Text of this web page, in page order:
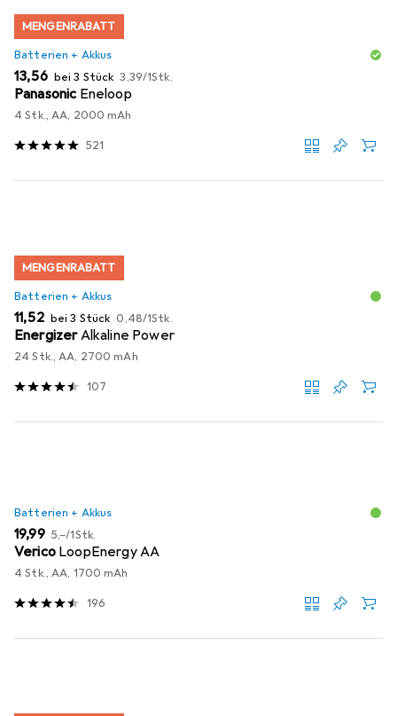
MENGENRABATT
Batterien + Akkus
EUR
13,56 bei 3 Stück EUR
3,39/1Stk.
Panasonic Eneloop
4 Stk., AA, 2000 mAh
521
MENGENRABATT
Batterien + Akkus
EUR
11,52 bei 3 Stück EUR
0,48/1Stk.
EnergizerAlkaline Power
24 Stk., AA, 2700 mAh
107
Batterien + Akkus
EUR
19,99 EUR
5,–/1Stk.
Verico LoopEnergy AA
4 Stk., AA, 1700 mAh
196